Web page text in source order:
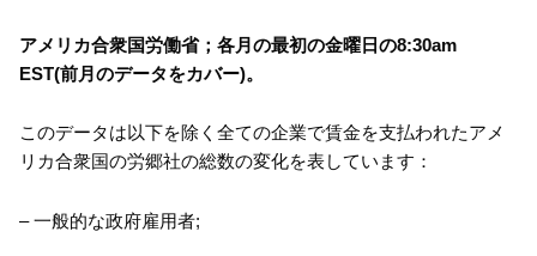
アメリカ合衆国労働省；各月の最初の金曜日の8:30am
EST(前月のデータをカバー)。
このデータは以下を除く全ての企業で賃金を支払われたアメ
リカ合衆国の労郷社の総数の変化を表しています：
– 一般的な政府雇用者;